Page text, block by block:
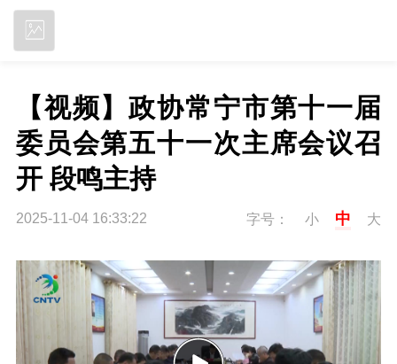
【视频】政协常宁市第十一届
委员会第五十一次主席会议召
开 段鸣主持
2025-11-04 16:33:22 字号： 小 中 大